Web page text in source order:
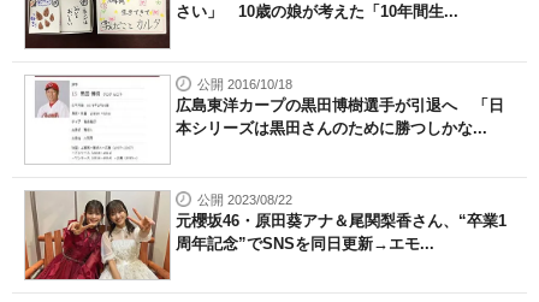
さい」 10歳の娘が考えた「10年間生...
公開 2016/10/18
広島東洋カープの黒田博樹選手が引退へ 「日
本シリーズは黒田さんのために勝つしかな...
公開 2023/08/22
元櫻坂46・原田葵アナ＆尾関梨香さん、“卒業1
周年記念”でSNSを同日更新→エモ...